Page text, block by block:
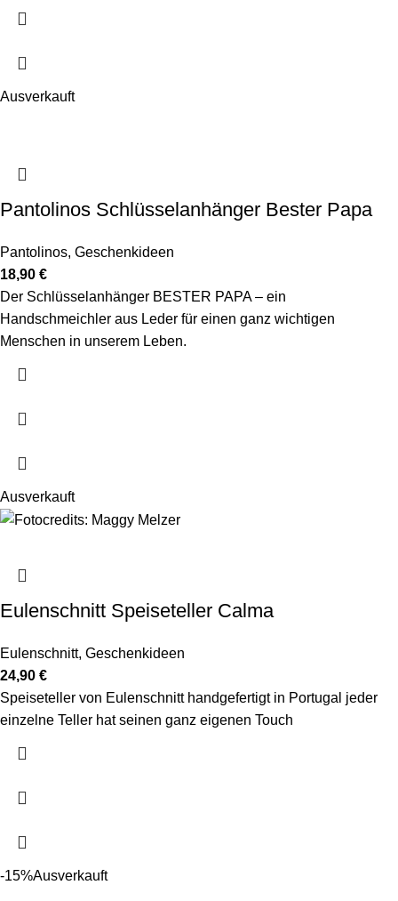
Ausverkauft
Pantolinos Schlüsselanhänger Bester Papa
Pantolinos, Geschenkideen
18,90 €
Der Schlüsselanhänger BESTER PAPA – ein
Handschmeichler aus Leder für einen ganz wichtigen
Menschen in unserem Leben.
Ausverkauft
Eulenschnitt Speiseteller Calma
Eulenschnitt, Geschenkideen
24,90 €
Speiseteller von Eulenschnitt handgefertigt in Portugal jeder
einzelne Teller hat seinen ganz eigenen Touch
-15%Ausverkauft